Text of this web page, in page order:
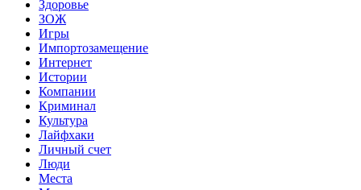
Здоровье
ЗОЖ
Игры
Импортозамещение
Интернет
Истории
Компании
Криминал
Культура
Лайфхаки
Личный счет
Люди
Места